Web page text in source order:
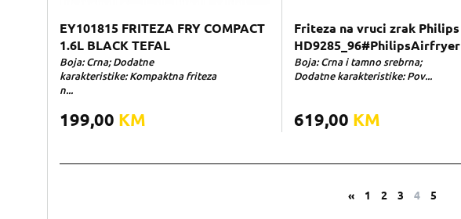
EY101815 FRITEZA FRY COMPACT
1.6L BLACK TEFAL
Boja: Crna; Dodatne
karakteristike: Kompaktna friteza
n...
199,00 KM
Friteza na vruci zrak Philips
HD9285_96#PhilipsAirfryer
Boja: Crna i tamno srebrna;
Dodatne karakteristike: Pov...
619,00 KM
« 1 2 3 4 5